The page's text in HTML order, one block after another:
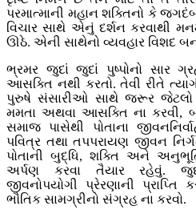
પરમાત્માની મહાન શક્તિનો કે
વિચાર સાથે એનું દર્શન કરવાથી
ઊઠે. એની સાથેનો વ્યવહાર વિશદ
ભ્રમર જુદાં જુદાં પુષ્પોનો
આસક્તિ નથી કરતો. તેવી રીતે
પુરુષે સંસારીઓ સાથે જરૂર જેટલો
મમતા અથવા આસક્તિ ના કરવી,
સમાજ પાસેથી પોતાના
પવિત્ર તથા તપપરાયણ જીવન
પોતાની બુદ્ધિ, શક્તિ અને
અર્પણ કરવા તૈયાર રહેવું.
જીવનોપયોગી પ્રેરણાની પ્રાપ્તિ
ભૌતિક સામગ્રીનો સંગ્રહ ના કરવો.